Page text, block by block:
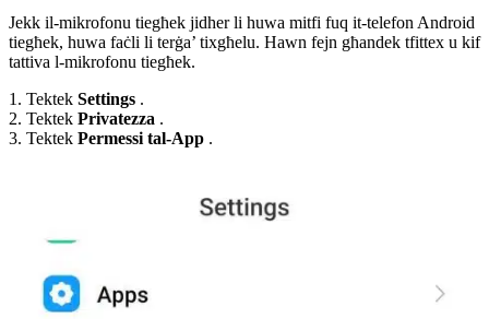
Jekk il-mikrofonu tiegħek jidher li huwa mitfi fuq it-telefon Android
tiegħek, huwa faċli li terġa’ tixgħelu. Hawn fejn għandek tfittex u kif
tattiva l-mikrofonu tiegħek.
1. Tektek Settings .
2. Tektek Privatezza .
3. Tektek Permessi tal-App .